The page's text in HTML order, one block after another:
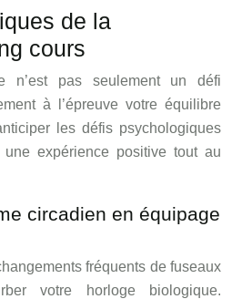
de la
cours
n’est pas seulement un défi
à l’épreuve votre équilibre
les défis psychologiques
expérience positive tout au
circadien en équipage
fréquents de fuseaux
votre horloge biologique.